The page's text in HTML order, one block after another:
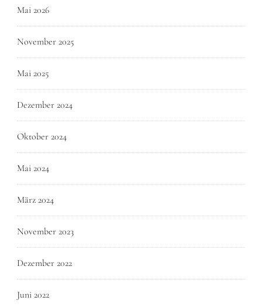
Mai 2026
November 2025
Mai 2025
Dezember 2024
Oktober 2024
Mai 2024
März 2024
November 2023
Dezember 2022
Juni 2022